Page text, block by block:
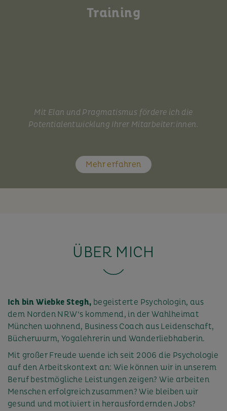
Training
Mit Elan und Pragmatismus fördere ich die
Potentialentwicklung Ihrer Mitarbeiter:innen.
Mehr erfahren
ÜBER MICH
Ich bin Wiebke Stegh, begeisterte Psychologin, aus
dem Norden NRW‘s kommend, in der Wahlheimat
München wohnend, Business Coach aus Leidenschaft,
Bücherwurm, Yogalehrerin und Wanderliebhaberin.
Mit großer Freude wende ich seit 2006 die Psychologie
auf den Arbeitskontext an: Wie können wir in unserem
Beruf bestmögliche Leistungen zeigen? Wie arbeiten
Menschen erfolgreich zusammen? Wie bleiben wir
gesund und motiviert in herausfordernden Jobs?